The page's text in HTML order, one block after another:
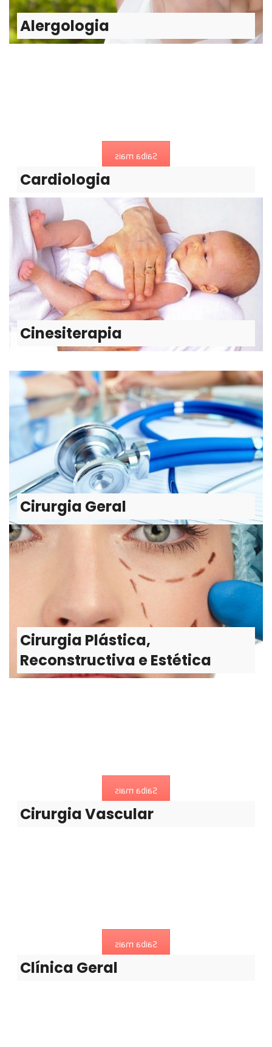
Alergologia
Cardiologia
Saiba mais
Cinesiterapia
Cinesiterapia
Utilização com fins terapêuticos dos movimentos activos
Saiba mais
Cirurgia Geral
Cirurgia Geral
Elabora diagnósticos e efectua terapêuticas de doenças
passíveis de abordagem por procedimentos cirúrgicos.
Saiba mais
Cirurgia Plástica,
Reconstructiva e Estética
Cirurgia Plástica,
Reconstructiva e Estética
Saiba mais
Cirurgia Vascular
Saiba mais
Clínica Geral
Saiba mais